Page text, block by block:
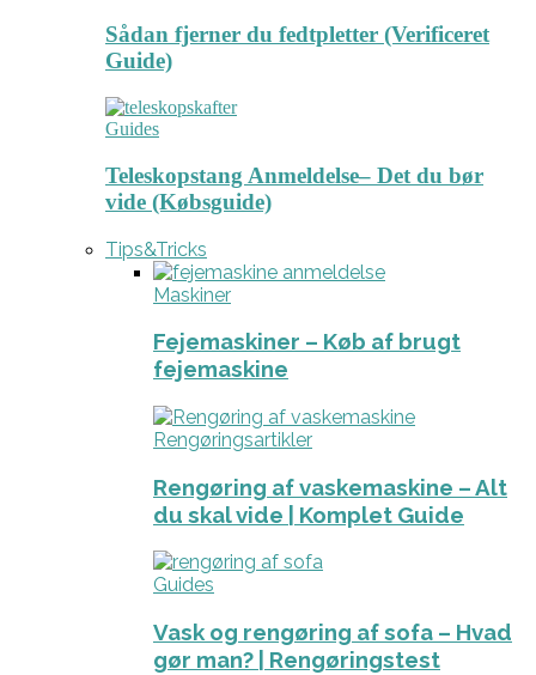
Sådan fjerner du fedtpletter (Verificeret
Guide)
Guides
Teleskopstang Anmeldelse– Det du bør
vide (Købsguide)
Tips&Tricks
Maskiner
Fejemaskiner – Køb af brugt
fejemaskine
Rengøringsartikler
Rengøring af vaskemaskine – Alt
du skal vide | Komplet Guide
Guides
Vask og rengøring af sofa – Hvad
gør man? | Rengøringstest